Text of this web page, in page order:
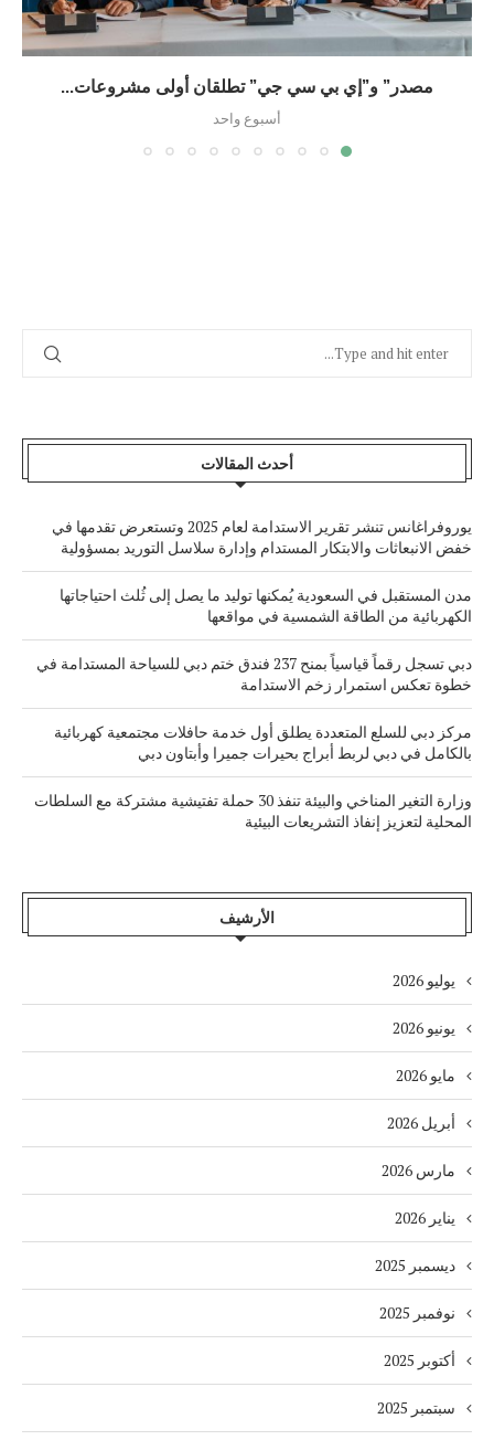
مصدر” و”إي بي سي جي” تطلقان أولى مشروعات...
أسبوع واحد
أحدث المقالات
يوروفراغانس تنشر تقرير الاستدامة لعام 2025 وتستعرض تقدمها في
خفض الانبعاثات والابتكار المستدام وإدارة سلاسل التوريد بمسؤولية
مدن المستقبل في السعودية يُمكنها توليد ما يصل إلى ثُلث احتياجاتها
الكهربائية من الطاقة الشمسية في مواقعها
دبي تسجل رقماً قياسياً بمنح 237 فندق ختم دبي للسياحة المستدامة في
خطوة تعكس استمرار زخم الاستدامة
مركز دبي للسلع المتعددة يطلق أول خدمة حافلات مجتمعية كهربائية
بالكامل في دبي لربط أبراج بحيرات جميرا وأبتاون دبي
وزارة التغير المناخي والبيئة تنفذ 30 حملة تفتيشية مشتركة مع السلطات
المحلية لتعزيز إنفاذ التشريعات البيئية
الأرشيف
يوليو 2026
يونيو 2026
مايو 2026
أبريل 2026
مارس 2026
يناير 2026
ديسمبر 2025
نوفمبر 2025
أكتوبر 2025
سبتمبر 2025